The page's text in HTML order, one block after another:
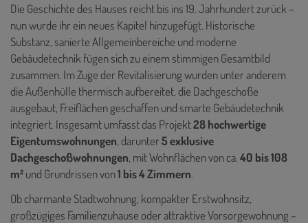
Die Geschichte des Hauses reicht bis ins 19. Jahrhundert zurück –
nun wurde ihr ein neues Kapitel hinzugefügt. Historische
Substanz, sanierte Allgemeinbereiche und moderne
Gebäudetechnik fügen sich zu einem stimmigen Gesamtbild
zusammen. Im Zuge der Revitalisierung wurden unter anderem
die Außenhülle thermisch aufbereitet, die Dachgeschoße
ausgebaut, Freiflächen geschaffen und smarte Gebäudetechnik
integriert. Insgesamt umfasst das Projekt28 hochwertige
Eigentumswohnungen, darunter5 exklusive
Dachgeschoßwohnungen, mit Wohnflächen von ca.40 bis 108
m²und Grundrissen von1 bis 4 Zimmern.
Ob charmante Stadtwohnung, kompakter Erstwohnsitz,
großzügiges Familienzuhause oder attraktive Vorsorgewohnung –